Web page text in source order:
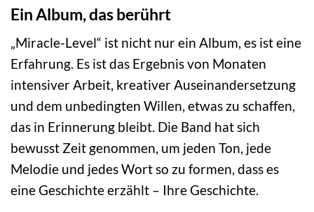
Ein Album, das berührt
„Miracle-Level“ ist nicht nur ein Album, es ist eine
Erfahrung. Es ist das Ergebnis von Monaten
intensiver Arbeit, kreativer Auseinandersetzung
und dem unbedingten Willen, etwas zu schaffen,
das in Erinnerung bleibt. Die Band hat sich
bewusst Zeit genommen, um jeden Ton, jede
Melodie und jedes Wort so zu formen, dass es
eine Geschichte erzählt – Ihre Geschichte.